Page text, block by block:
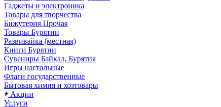
Гаджеты и электроника
Товары для творчества
Бижутерия Прочая
Товары Бурятии
Развивайка (местная)
Книги Бурятии
Сувениры Байкал, Бурятия
Игры настольные
Флаги государственные
Бытовая химия и хозтовары
Акции
Услуги